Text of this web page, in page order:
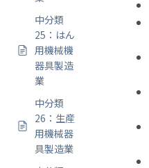
中分類
25：はん
用機械機
器具製造
業
中分類
26：生産
用機械器
具製造業